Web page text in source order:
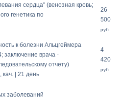
сердца" (венозная кровь;
генетика по
26
500
руб.
к болезни Альцгеймера
заключение врача -
отчету)
кач. | 21 день
4
420
руб.
заболеваний